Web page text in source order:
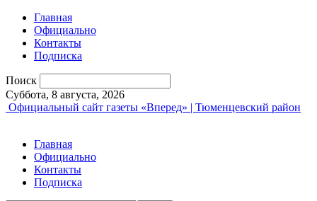
Главная
Официально
Контакты
Подписка
Поиск
Суббота, 8 августа, 2026
Официальный сайт газеты «Вперед» | Тюменцевский район
Главная
Официально
Контакты
Подписка